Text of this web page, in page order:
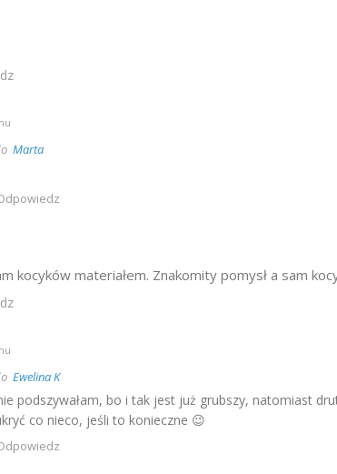
Marta
kocyków materiałem. Znakomity pomysł a sam
Ewelina K
podszywałam, bo i tak jest już grubszy, natomiast
co nieco, jeśli to konieczne 😉